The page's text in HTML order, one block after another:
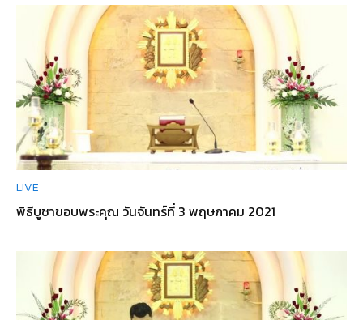
LIVE
พิธีบูชาขอบพระคุณ วันจันทร์ที่ 3 พฤษภาคม 2021